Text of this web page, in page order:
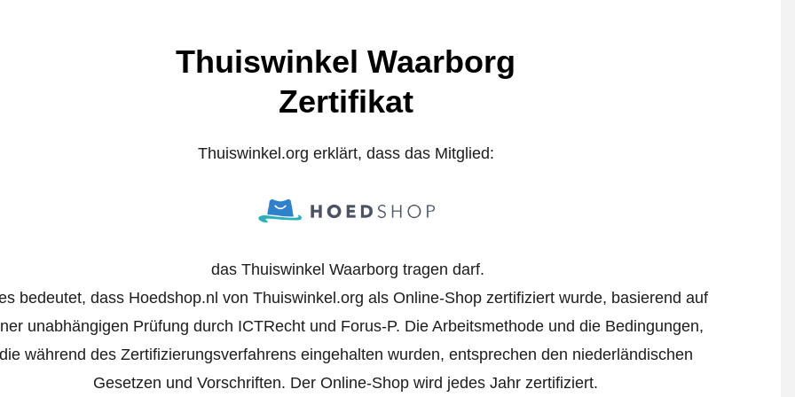
Thuiswinkel Waarborg
Zertifikat
Thuiswinkel.org erklärt, dass das Mitglied:
das Thuiswinkel Waarborg tragen darf.
bedeutet, dass Hoedshop.nl von Thuiswinkel.org als Online-Shop zertifiziert wurde, basierend auf
unabhängigen Prüfung durch ICTRecht und Forus-P. Die Arbeitsmethode und die Bedingungen,
während des Zertifizierungsverfahrens eingehalten wurden, entsprechen den niederländischen
Gesetzen und Vorschriften. Der Online-Shop wird jedes Jahr zertifiziert.